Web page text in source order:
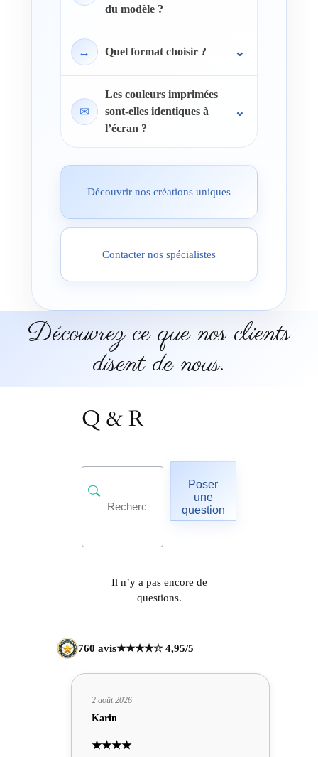
du modèle ?
↔ Quel format choisir ?
✉
Les couleurs imprimées
sont-elles identiques à
l’écran ?
Découvrir nos créations uniques
Contacter nos spécialistes
Découvrez ce que nos clients
disent de nous.
Q & R
Poser
une
question
Il n’y a pas encore de
questions.
760 avis★★★★☆ 4,95/5
2 août 2026
Karin
★★★★